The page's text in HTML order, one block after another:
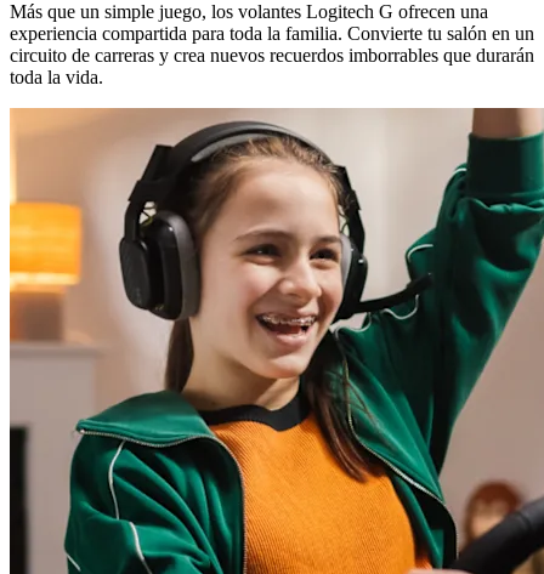
Más que un simple juego, los volantes Logitech G ofrecen una
experiencia compartida para toda la familia. Convierte tu salón en un
circuito de carreras y crea nuevos recuerdos imborrables que durarán
toda la vida.